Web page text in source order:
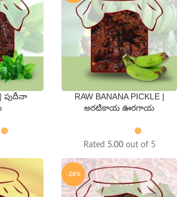
| పుదీనా
QTY
RAW BANANA PICKLE |
అరటికాయ ఊరగాయ
Rated 5.00out of 5
-28%